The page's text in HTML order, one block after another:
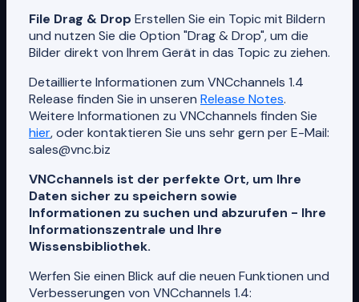
File Drag & Drop Erstellen Sie ein Topic mit Bildern
und nutzen Sie die Option "Drag & Drop", um die
Bilder direkt von Ihrem Gerät in das Topic zu ziehen.
Detaillierte Informationen zum VNCchannels 1.4
Release finden Sie in unseren Release Notes.
Weitere Informationen zu VNCchannels finden Sie
hier, oder kontaktieren Sie uns sehr gern per E-Mail:
sales@vnc.biz
VNCchannels ist der perfekte Ort, um Ihre
Daten sicher zu speichern sowie
Informationen zu suchen und abzurufen - Ihre
Informationszentrale und Ihre
Wissensbibliothek.
Werfen Sie einen Blick auf die neuen Funktionen und
Verbesserungen von VNCchannels 1.4: